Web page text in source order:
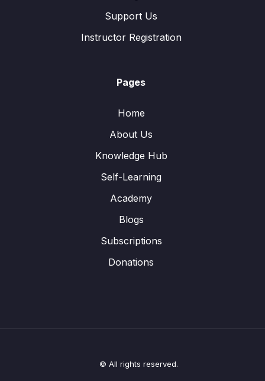
Support Us
Instructor Registration
Pages
Home
About Us
Knowledge Hub
Self-Learning
Academy
Blogs
Subscriptions
Donations
© All rights reserved.